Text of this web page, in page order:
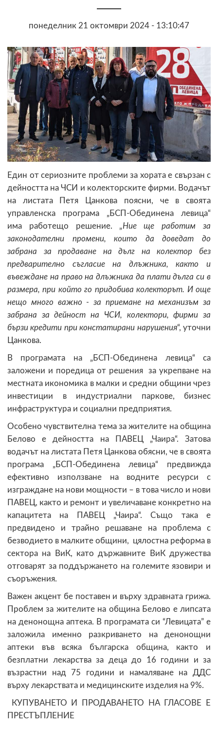
понеделник 21 октомври 2024 - 13:10:47
Един от сериозните проблеми за хората е свързан с
дейността на ЧСИ и колекторските фирми. Водачът
на листата Петя Цанкова поясни, че в своята
управленска програма „БСП-Обединена левица“
има работещо решение. „Ние ще работим за
законодателни промени, които да доведат до
забрана за продаване на дълг на колектор без
предварително съгласие на длъжника, както и
въвеждане на право на длъжника да плати дълга си в
размера, при който го придобива колекторът. И още
нещо много важно - за приемане на механизъм за
забрана за дейност на ЧСИ, колектори, фирми за
бързи кредити при констатирани нарушения“, уточни
Цанкова.
В програмата на „БСП-Обединена левица“ са
заложени и поредица от решения за укрепване на
местната икономика в малки и средни общини чрез
инвестиции в индустриални паркове, бизнес
инфраструктура и социални предприятия.
Особено чувствителна тема за жителите на община
Белово е дейността на ПАВЕЦ „Чаира“. Затова
водачът на листата Петя Цанкова обясни, че в своята
програма „БСП-Обединена левица“ предвижда
ефективно използване на водните ресурси с
изграждане на нови мощности – в това число и нови
ПАВЕЦ, както и ремонт и увеличаване конкретно на
капацитета на ПАВЕЦ „Чаира“. Също така е
предвидено и трайно решаване на проблема с
безводието в малките общини, цялостна реформа в
сектора на ВиК, като държавните ВиК дружества
отговарят за поддържането на големите язовири и
съоръжения.
Важен акцент бе поставен и върху здравната грижа.
Проблем за жителите на община Белово е липсата
на денонощна аптека. В програмата си “Левицата” е
заложила именно разкриването на денонощни
аптеки във всяка българска община, както и
безплатни лекарства за деца до 16 години и за
възрастни над 75 години и намаляване на ДДС
върху лекарствата и медицинските изделия на 9%.
КУПУВАНЕТО И ПРОДАВАНЕТО НА ГЛАСОВЕ Е
ПРЕСТЪПЛЕНИЕ